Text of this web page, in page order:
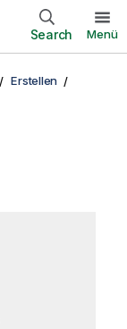
Search Menü
Erstellen